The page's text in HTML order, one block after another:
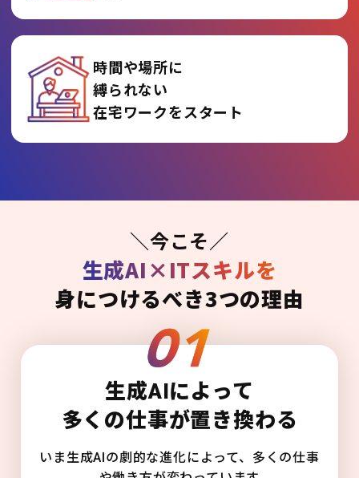
時間や場所に
縛られない
在宅ワークをスタート
＼今こそ／
生成AI×ITスキルを
身につけるべき3つの理由
生成AIによって
多くの仕事が置き換わる
いま生成AIの劇的な進化によって、多くの仕事